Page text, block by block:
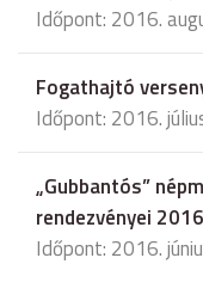
Időpont: 2016.
Fogathajtó
Időpont: 2016.
„Gubbantós”
rendezvényei 2016
Időpont: 2016.